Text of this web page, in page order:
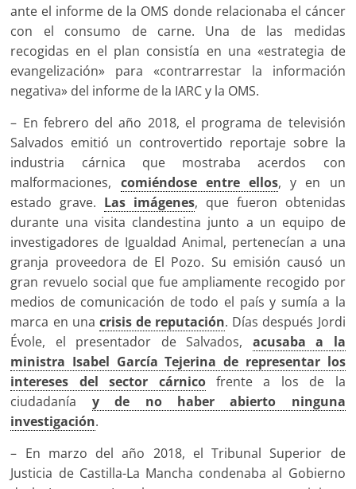
ante el informe de la OMS donde relacionaba el cáncer
con el consumo de carne. Una de las medidas
recogidas en el plan consistía en una «estrategia de
evangelización» para «contrarrestar la información
negativa» del informe de la IARC y la OMS.
– En febrero del año 2018, el programa de televisión
Salvados emitió un controvertido reportaje sobre la
industria cárnica que mostraba acerdos con
malformaciones, comiéndose entre ellos, y en un
estado grave. Las imágenes, que fueron obtenidas
durante una visita clandestina junto a un equipo de
investigadores de Igualdad Animal, pertenecían a una
granja proveedora de El Pozo. Su emisión causó un
gran revuelo social que fue ampliamente recogido por
medios de comunicación de todo el país y sumía a la
marca en una crisis de reputación. Días después Jordi
Évole, el presentador de Salvados, acusaba a la
ministra Isabel García Tejerina de representar los
intereses del sector cárnicofrente a los de la
ciudadanía y de no haber abierto ninguna
investigación.
– En marzo del año 2018, el Tribunal Superior de
Justicia de Castilla-La Mancha condenaba al Gobierno